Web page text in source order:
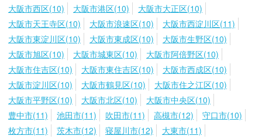
大阪市西区(10)
大阪市港区(10)
大阪市大正区(10)
大阪市天王寺区(10)
大阪市浪速区(10)
大阪市西淀川区(11)
大阪市東淀川区(10)
大阪市東成区(10)
大阪市生野区(10)
大阪市旭区(10)
大阪市城東区(10)
大阪市阿倍野区(10)
大阪市住吉区(10)
大阪市東住吉区(10)
大阪市西成区(10)
大阪市淀川区(10)
大阪市鶴見区(10)
大阪市住之江区(10)
大阪市平野区(10)
大阪市北区(10)
大阪市中央区(10)
豊中市(11)
池田市(11) 吹田市(11) 高槻市(12)
守口市(10)
枚方市(11)
茨木市(12) 寝屋川市(12)
大東市(11)